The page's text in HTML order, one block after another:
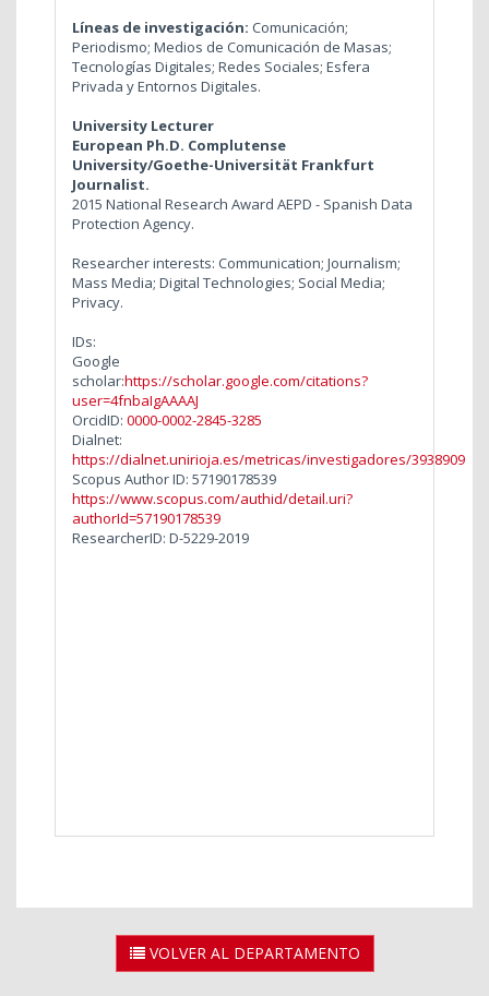
Líneas de investigación: Comunicación;
Periodismo; Medios de Comunicación de Masas;
Tecnologías Digitales; Redes Sociales; Esfera
Privada y Entornos Digitales.
University Lecturer
European Ph.D. Complutense
University/Goethe-Universität Frankfurt
Journalist.
2015 National Research Award AEPD - Spanish Data
Protection Agency.
Researcher interests: Communication; Journalism;
Mass Media; Digital Technologies; Social Media;
Privacy.
IDs:
Google
scholar:https://scholar.google.com/citations?
user=4fnbaIgAAAAJ
OrcidID: 0000-0002-2845-3285
Dialnet:
https://dialnet.unirioja.es/metricas/investigadores/3938909
Scopus Author ID: 57190178539
https://www.scopus.com/authid/detail.uri?
authorId=57190178539
ResearcherID: D-5229-2019
VOLVER AL DEPARTAMENTO